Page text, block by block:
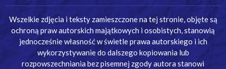
Wszelkie zdjęcia i teksty zamieszczone na tej stronie, objęte są
ochroną praw autorskich majątkowych i osobistych, stanowią
jednocześnie własność w świetle prawa autorskiego i ich
wykorzystywanie do dalszego kopiowania lub
rozpowszechniania bez pisemnej zgody autora stanowi